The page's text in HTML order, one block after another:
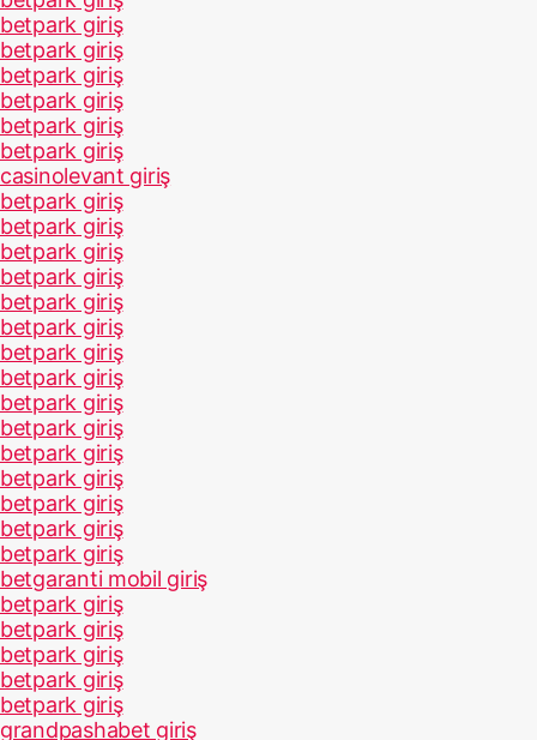
betpark giriş
betpark giriş
betpark giriş
betpark giriş
betpark giriş
betpark giriş
casinolevant giriş
betpark giriş
betpark giriş
betpark giriş
betpark giriş
betpark giriş
betpark giriş
betpark giriş
betpark giriş
betpark giriş
betpark giriş
betpark giriş
betpark giriş
betpark giriş
betpark giriş
betpark giriş
betgaranti mobil giriş
betpark giriş
betpark giriş
betpark giriş
betpark giriş
betpark giriş
grandpashabet giriş